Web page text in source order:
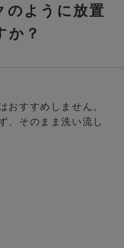
のように放置
か？
おすすめしません。
、そのまま洗い流し